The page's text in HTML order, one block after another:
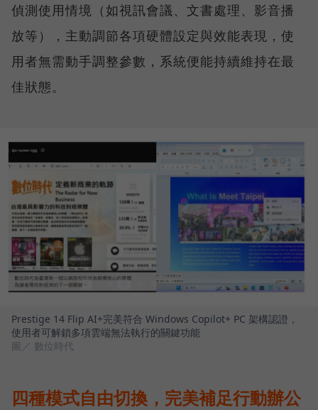
偵測使用情境（如視訊會議、文書處理、影音播
放等），主動調節各項硬體設定與效能表現，使
用者無需動手調整參數，系統便能持續維持在最
佳狀態。
Prestige 14 Flip AI+完美符合 Windows Copilot+ PC 架構認證，
使用者可解鎖多項雲端無法執行的關鍵功能
圖／ 數位時代
四種模式自由切換，完美補足行動辦公